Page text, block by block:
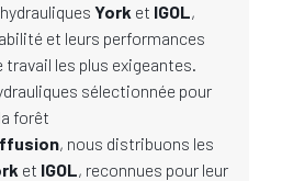
York et IGOL,
et leurs performances
les plus exigeantes.
sélectionnée pour
forêt
, nous distribuons les
et IGOL, reconnues pour leur